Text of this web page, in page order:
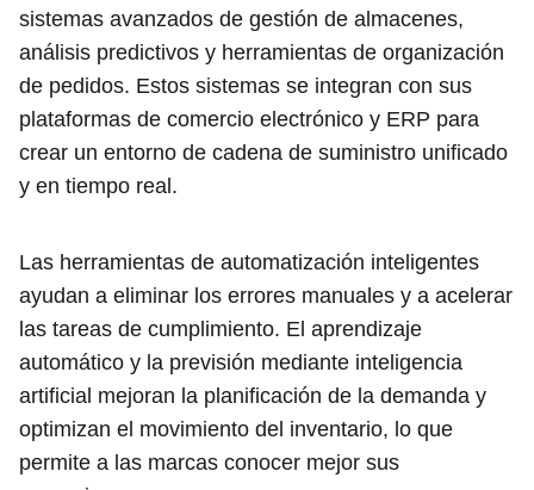
sistemas avanzados de gestión de almacenes,
análisis predictivos y herramientas de organización
de pedidos. Estos sistemas se integran con sus
plataformas de comercio electrónico y ERP para
crear un entorno de cadena de suministro unificado
y en tiempo real.
Las herramientas de automatización inteligentes
ayudan a eliminar los errores manuales y a acelerar
las tareas de cumplimiento. El aprendizaje
automático y la previsión mediante inteligencia
artificial mejoran la planificación de la demanda y
optimizan el movimiento del inventario, lo que
permite a las marcas conocer mejor sus